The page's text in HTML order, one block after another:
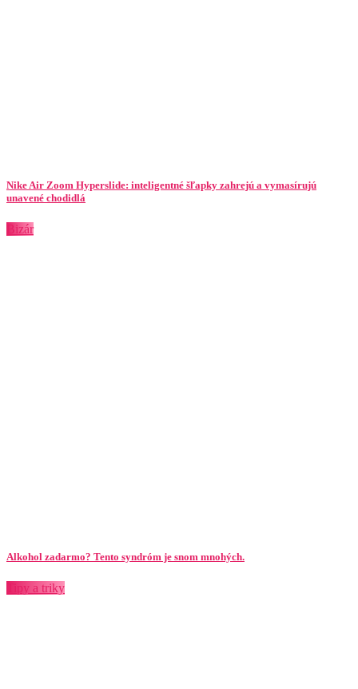
Nike Air Zoom Hyperslide: inteligentné šľapky zahrejú a vymasírujú
unavené chodidlá
Bizár
Alkohol zadarmo? Tento syndróm je snom mnohých.
Tipy a triky